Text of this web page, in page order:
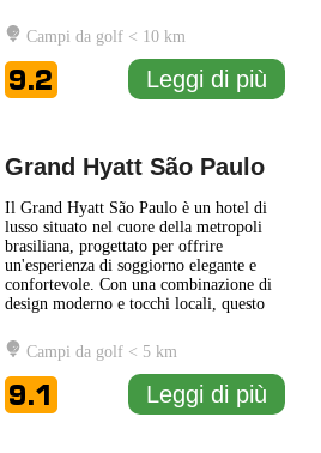
creando un ambiente unico e rilassante
per i propri ospiti. Ogni camera è
progettata con cura, dotata di comfort
contemporanei e arredi raffinati,... Leggi
di più
Campi da golf < 10 km
9.2 Leggi di più
Grand Hyatt São Paulo
Il Grand Hyatt São Paulo è un hotel di
lusso situato nel cuore della metropoli
brasiliana, progettato per offrire
un'esperienza di soggiorno elegante e
confortevole. Con una combinazione di
design moderno e tocchi locali, questo
viaggiatori d'affari e turisti. Le camere
sono spaziose e arredate con gusto,
offrendo una vista panoramica sulla
città. Il Grand Hyatt
... Leggi di più
Campi da golf < 5 km
9.1 Leggi di più